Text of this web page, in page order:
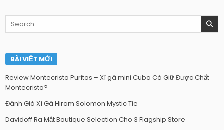
Search
BÀI VIẾT MỚI
Review Montecristo Puritos – Xì gà mini Cuba Có Giữ Được Chất
Montecristo?
Đánh Giá Xì Gà Hiram Solomon Mystic Tie
Davidoff Ra Mắt Boutique Selection Cho 3 Flagship Store